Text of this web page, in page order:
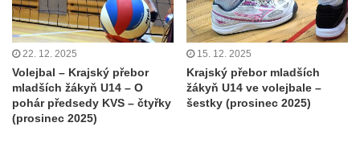
22. 12. 2025
Volejbal – Krajský přebor
mladších žákyň U14 – O
pohár předsedy KVS – čtyřky
(prosinec 2025)
15. 12. 2025
Krajský přebor mladších
žákyň U14 ve volejbale –
šestky (prosinec 2025)